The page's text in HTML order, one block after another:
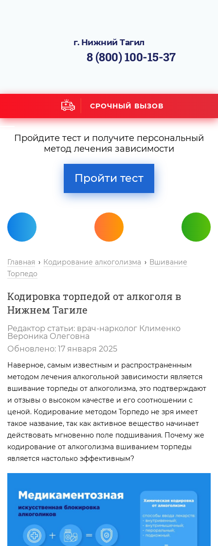
г. Нижний Тагил
8 (800) 100-15-37
СРОЧНЫЙ ВЫЗОВ
Пройдите тест и получите персональный
метод лечения зависимости
Пройти тест
Главная Кодирование алкоголизма
Вшивание
Торпедо
Кодировка торпедой от алкоголя в
Нижнем Тагиле
Редактор статьи: врач-нарколог Клименко
Вероника Олеговна
Обновлено: 17 января 2025
Наверное, самым известным и распространенным
методом лечения алкогольной зависимости является
вшивание торпеды от алкоголизма, это подтверждают
и отзывы о высоком качестве и его соотношении с
ценой. Кодирование методом Торпедо не зря имеет
такое название, так как активное вещество начинает
действовать мгновенно поле подшивания. Почему же
кодирование от алкоголизма вшиванием торпеды
является настолько эффективным?